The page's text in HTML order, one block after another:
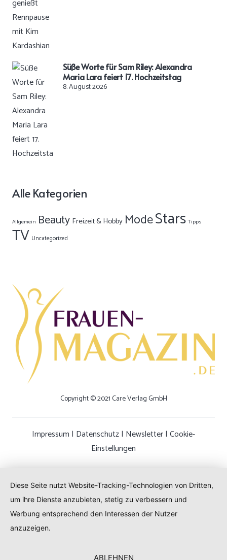
Süße Worte für Sam Riley: Alexandra
Maria Lara feiert 17. Hochzeitstag
8. August 2026
Alle Kategorien
Allgemein Beauty Freizeit & Hobby ModeStars Tipps
TV Uncategorized
Copyright © 2021 Care Verlag GmbH
Impressum | Datenschutz| Newsletter| Cookie-
Einstellungen
Diese Seite nutzt Website-Tracking-Technologien von Dritten,
um ihre Dienste anzubieten, stetig zu verbessern und
Werbung entsprechend den Interessen der Nutzer
anzuzeigen.
ABLEHNEN